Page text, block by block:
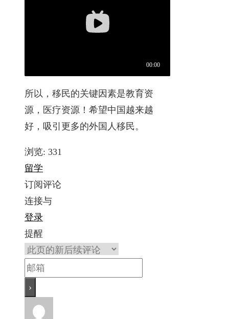
所以，移民的关键因素是教育资
源，医疗资源！希望中国越来越
好，吸引更多的外国人移民。
浏览: 331
留学
订阅评论
连接与
登录
提醒